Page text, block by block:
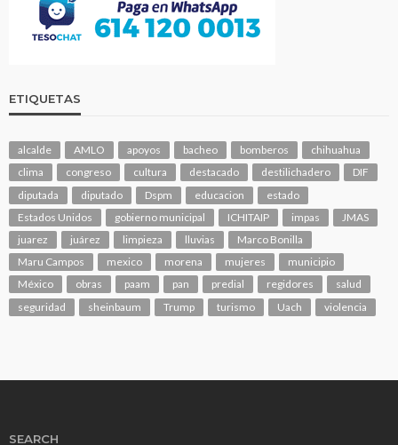
ETIQUETAS
alcalde AMLO apoyos bacheo bomberos
chihuahua
clima
congreso cultura destacado destilichadero
DIF
diputada
diputado Dspm educacion
estado
Estados Unidos
gobierno municipal ICHITAIP impas
JMAS
juarez
juárez limpieza lluvias
Marco Bonilla
Maru Campos
mexico morena mujeres
municipio
México
obras paam pan predial regidores
salud
seguridad
sheinbaum Trump turismo Uach violencia
SEARCH